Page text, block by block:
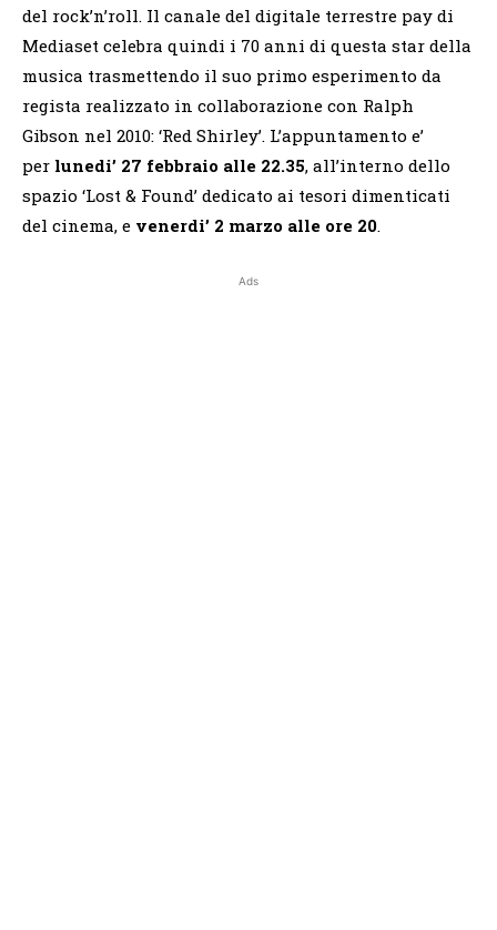
del rock’n’roll. Il canale del digitale terrestre pay di
Mediaset celebra quindi i 70 anni di questa star della
musica trasmettendo il suo primo esperimento da
regista realizzato in collaborazione con Ralph
Gibson nel 2010: ‘Red Shirley’. L’appuntamento e’
per lunedi’ 27 febbraio alle 22.35, all’interno dello
spazio ‘Lost & Found’ dedicato ai tesori dimenticati
del cinema, e venerdi’ 2 marzo alle ore 20.
Ads